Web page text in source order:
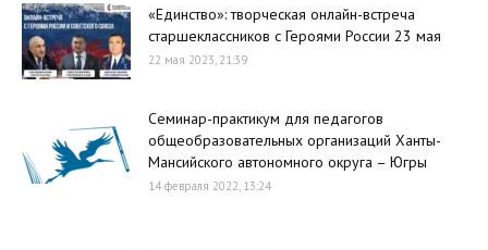
«Единство»: творческая онлайн-встреча
старшеклассников с Героями России 23 мая
22 мая 2023, 21:39
Семинар-практикум для педагогов
общеобразовательных организаций Ханты-
Мансийского автономного округа – Югры
14 февраля 2022, 13:24